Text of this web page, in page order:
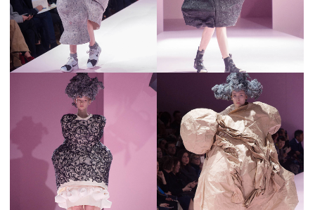
2026年9月号
2026-07-23発売
最新号を試し読み